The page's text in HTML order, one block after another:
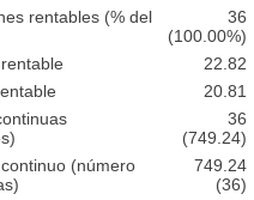
rentables (% del
36
(100.00%)
22.82
20.81
36
(749.24)
(número
749.24
(36)